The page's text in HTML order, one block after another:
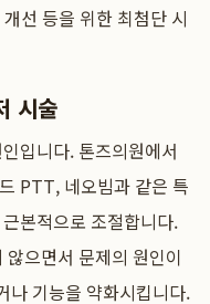
선 등을 위한 최첨단 시
시술
입니다. 톤즈의원에서
PTT, 네오빔과 같은 특
본적으로 조절합니다.
으면서 문제의 원인이
나 기능을 약화시킵니다.